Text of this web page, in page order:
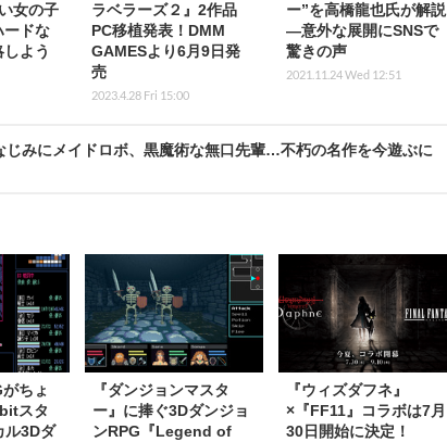
女の子
ードな
よう
ラベラーズ２』2作品
PC移植発表！DMM
GAMESより6月9日発
売
2023.4.28 Fri 15:00
ー”を高橋龍也氏が解説
―意外な展開にSNSで
驚きの声
2021.11.24 Wed 12:51
みにメイドロボ、黒魔術な無口先輩…不朽の名作を今遊ぶに
ちょ
スタ
ル3Dダ
『ダンジョンマスタ
ー』に捧ぐ3Dダンジョ
ンRPG『Legend of
『ウィズダフネ』
×『FF11』コラボは7月
30日開始に決定！